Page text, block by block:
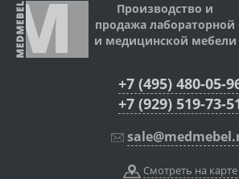
Производство и
продажа лабораторной
и медицинской мебели
+7 (495) 480-05-
+7 (929) 519-73-
Смотреть на карте